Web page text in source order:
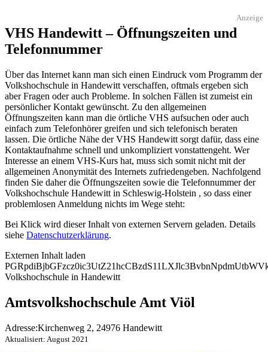
Anzeige
VHS Handewitt – Öffnungszeiten und
Telefonnummer
Über das Internet kann man sich einen Eindruck vom Programm der
Volkshochschule in Handewitt verschaffen, oftmals ergeben sich
aber Fragen oder auch Probleme. In solchen Fällen ist zumeist ein
persönlicher Kontakt gewünscht. Zu den allgemeinen
Öffnungszeiten kann man die örtliche VHS aufsuchen oder auch
einfach zum Telefonhörer greifen und sich telefonisch beraten
lassen. Die örtliche Nähe der VHS Handewitt sorgt dafür, dass eine
Kontaktaufnahme schnell und unkompliziert vonstattengeht. Wer
Interesse an einem VHS-Kurs hat, muss sich somit nicht mit der
allgemeinen Anonymität des Internets zufriedengeben. Nachfolgend
finden Sie daher die Öffnungszeiten sowie die Telefonnummer der
Volkshochschule Handewitt in Schleswig-Holstein , so dass einer
problemlosen Anmeldung nichts im Wege steht:
Bei Klick wird dieser Inhalt von externen Servern geladen. Details
siehe Datenschutzerklärung.
Externen Inhalt laden
Volkshochschule in Handewitt
Amtsvolkshochschule Amt Viöl
Adresse:Kirchenweg 2, 24976 Handewitt
Aktualisiert: August 2021